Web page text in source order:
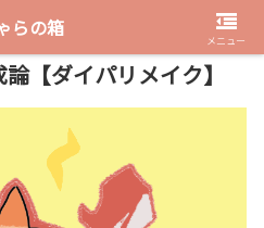
【ダイパリメイク】
らの箱
メニュー